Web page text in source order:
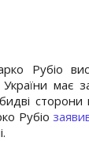
Рубіо
України має
сторони
Рубіо